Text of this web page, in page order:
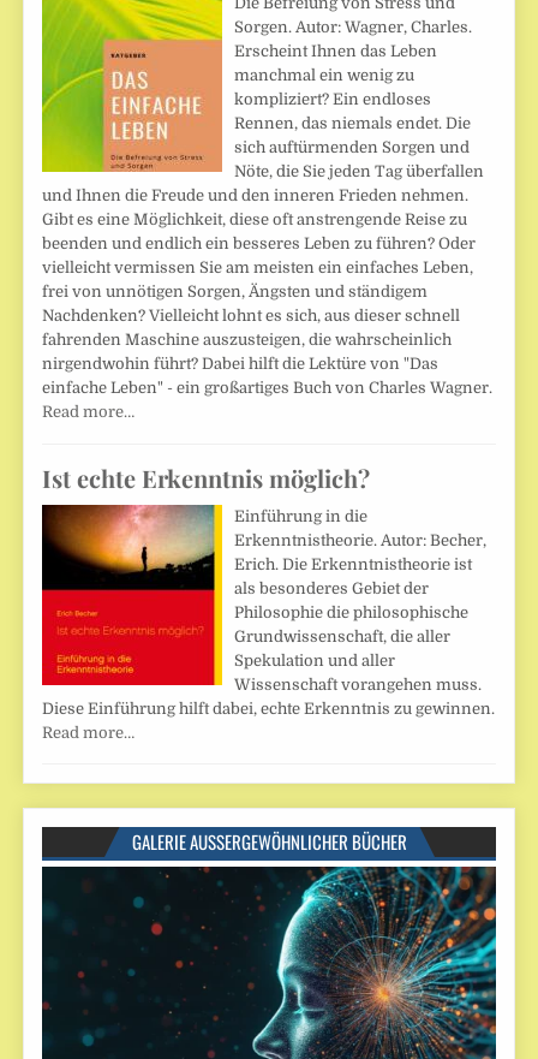
Sorgen. Autor: Wagner, Charles.
Erscheint Ihnen das Leben
manchmal ein wenig zu
kompliziert? Ein endloses
Rennen, das niemals endet. Die
sich auftürmenden Sorgen und
Nöte, die Sie jeden Tag überfallen
und Ihnen die Freude und den inneren Frieden nehmen.
Gibt es eine Möglichkeit, diese oft anstrengende Reise zu
beenden und endlich ein besseres Leben zu führen? Oder
vielleicht vermissen Sie am meisten ein einfaches Leben,
frei von unnötigen Sorgen, Ängsten und ständigem
Nachdenken? Vielleicht lohnt es sich, aus dieser schnell
fahrenden Maschine auszusteigen, die wahrscheinlich
nirgendwohin führt? Dabei hilft die Lektüre von "Das
einfache Leben" - ein großartiges Buch von Charles Wagner.
Read more…
Ist echte Erkenntnis möglich?
Einführung in die
Erkenntnistheorie. Autor: Becher,
Erich. Die Erkenntnistheorie ist
als besonderes Gebiet der
Philosophie die philosophische
Grundwissenschaft, die aller
Spekulation und aller
Wissenschaft vorangehen muss.
Diese Einführung hilft dabei, echte Erkenntnis zu gewinnen.
Read more…
GALERIE AUSSERGEWÖHNLICHER BÜCHER